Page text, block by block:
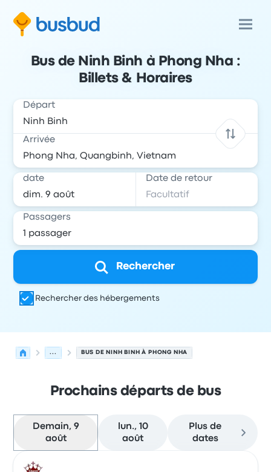
Bus de Ninh Binh à Phong Nha :
Billets & Horaires
Départ
Arrivée
date Date de retour
Passagers
Rechercher
Rechercher des hébergements
... BUS DE NINH BINH À PHONG NHA
Prochains départs de bus
Demain, 9
août
lun., 10
août
Plus de
dates